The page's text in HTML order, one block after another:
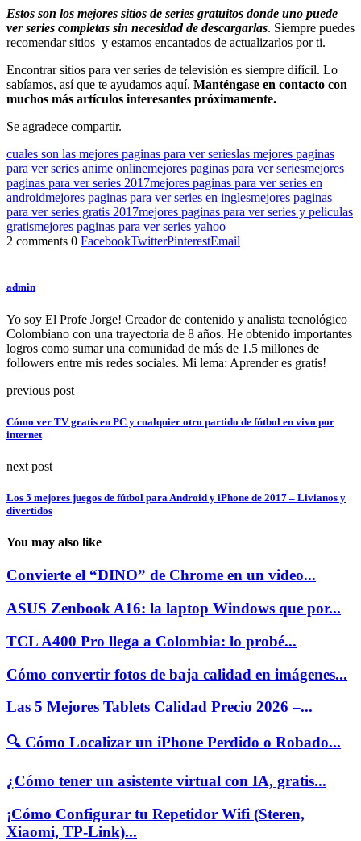
Estos son los mejores sitios de series gratuitos donde uno puede
ver series completas sin necesidad de descargarlas. Siempre puedes
recomendar sitios y estamos encantados de actualizarlos por ti.
Encontrar sitios para ver series de televisión es siempre difícil. Lo
sabíamos, así que te ayudamos aquí. Manténgase en contacto con
muchos más artículos interesantes próximamente.
Se agradece compartir.
cuales son las mejores paginas para ver serieslas mejores paginas
para ver series anime onlinemejores paginas para ver seriesmejores
paginas para ver series 2017mejores paginas para ver series en
androidmejores paginas para ver series en inglesmejores paginas
para ver series gratis 2017mejores paginas para ver series y peliculas
gratismejores paginas para ver series yahoo
2 comments 0 FacebookTwitterPinterestEmail
admin
Yo soy El Profe Jorge! Creador de contenido y analista tecnológico
Colombiano con una trayectoria de 8 años. He obtenido importantes
logros como sumar una comunidad de más de 1.5 millones de
followers entre mis redes sociales. Mi lema: Aprender es gratis!
previous post
Cómo ver TV gratis en PC y cualquier otro partido de fútbol en vivo por
internet
next post
Los 5 mejores juegos de fútbol para Android y iPhone de 2017 – Livianos y
divertidos
You may also like
Convierte el “DINO” de Chrome en un video...
ASUS Zenbook A16: la laptop Windows que por...
TCL A400 Pro llega a Colombia: lo probé...
Cómo convertir fotos de baja calidad en imágenes...
Las 5 Mejores Tablets Calidad Precio 2026 –...
🔍 Cómo Localizar un iPhone Perdido o Robado...
¿Cómo tener un asistente virtual con IA, gratis...
¡Cómo Configurar tu Repetidor Wifi (Steren,
Xiaomi, TP-Link)...